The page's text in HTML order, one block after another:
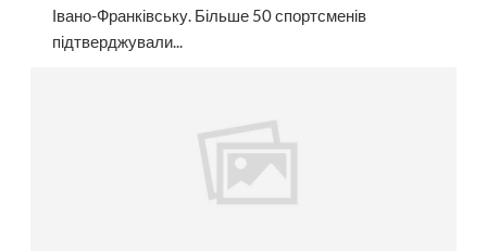
Івано-Франківську. Більше 50 спортсменів
підтверджували...